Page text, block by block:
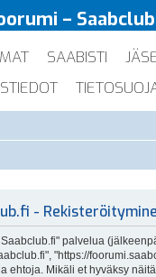
–
SAABISTI
-
palvelua
"https://
ehtoja. Mikäli et hyväksy